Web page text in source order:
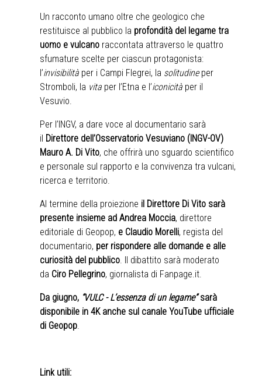
Un racconto umano oltre che geologico che
restituisce al pubblico la profondità del legame tra
uomo e vulcano raccontata attraverso le quattro
sfumature scelte per ciascun protagonista:
l’invisibilità per i Campi Flegrei, la solitudineper
Stromboli, la vita per l’Etna e l’iconicità per il
Vesuvio.
Per l’INGV, a dare voce al documentario sarà
il Direttore dell’Osservatorio Vesuviano (INGV-OV)
Mauro A. Di Vito, che offrirà uno sguardo scientifico
e personale sul rapporto e la convivenza tra vulcani,
ricerca e territorio.
Al termine della proiezione il Direttore Di Vito sarà
presente insieme ad Andrea Moccia, direttore
editoriale di Geopop, e Claudio Morelli, regista del
documentario, per rispondere alle domande e alle
curiosità del pubblico. Il dibattito sarà moderato
da Ciro Pellegrino, giornalista di Fanpage.it.
Da giugno, “VULC - L’essenza di un legame”sarà
disponibile in 4K anche sul canale YouTube ufficiale
di Geopop.
Link utili: